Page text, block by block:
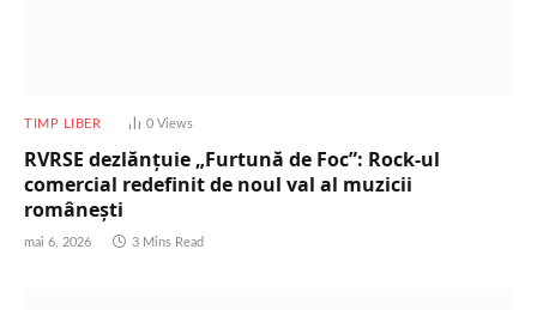
TIMP LIBER 0 Views
RVRSE dezlănțuie „Furtună de Foc”: Rock-ul
comercial redefinit de noul val al muzicii
românești
mai 6, 2026 3 Mins Read